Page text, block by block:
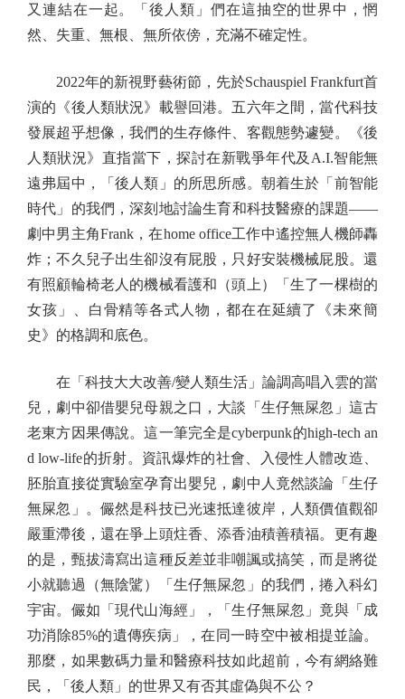
又連結在一起。「後人類」們在這抽空的世界中，惘
然、失重、無根、無所依傍，充滿不確定性。
2022年的新視野藝術節，先於Schauspiel Frankfurt首
演的《後人類狀況》載譽回港。五六年之間，當代科技
發展超乎想像，我們的生存條件、客觀態勢遽變。《後
人類狀況》直指當下，探討在新戰爭年代及A.I.智能無
遠弗屆中，「後人類」的所思所感。朝着生於「前智能
時代」的我們，深刻地討論生育和科技醫療的課題——
劇中男主角Frank，在home office工作中遙控無人機師轟
炸；不久兒子出生卻沒有屁股，只好安裝機械屁股。還
有照顧輪椅老人的機械看護和（頭上）「生了一棵樹的
女孩」、白骨精等各式人物，都在在延續了《未來簡
史》的格調和底色。
在「科技大大改善/變人類生活」論調高唱入雲的當
兒，劇中卻借嬰兒母親之口，大談「生仔無屎忽」這古
老東方因果傳說。這一筆完全是cyberpunk的high-tech an
d low-life的折射。資訊爆炸的社會、入侵性人體改造、
胚胎直接從實驗室孕育出嬰兒，劇中人竟然談論「生仔
無屎忽」。儼然是科技已光速抵達彼岸，人類價值觀卻
嚴重滯後，還在爭上頭炷香、添香油積善積福。更有趣
的是，甄拔濤寫出這種反差並非嘲諷或搞笑，而是將從
小就聽過（無陰騭）「生仔無屎忽」的我們，捲入科幻
宇宙。儼如「現代山海經」，「生仔無屎忽」竟與「成
功消除85%的遺傳疾病」，在同一時空中被相提並論。
那麼，如果數碼力量和醫療科技如此超前，今有網絡難
民，「後人類」的世界又有否其虛偽與不公？